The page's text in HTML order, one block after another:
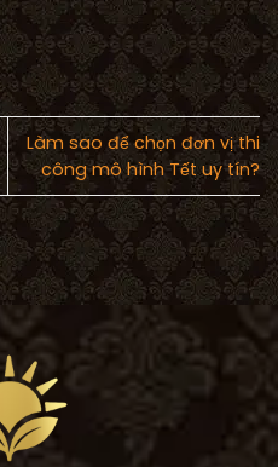
Làm sao để chọn đơn vị thi
công mô hình Tết uy tín?